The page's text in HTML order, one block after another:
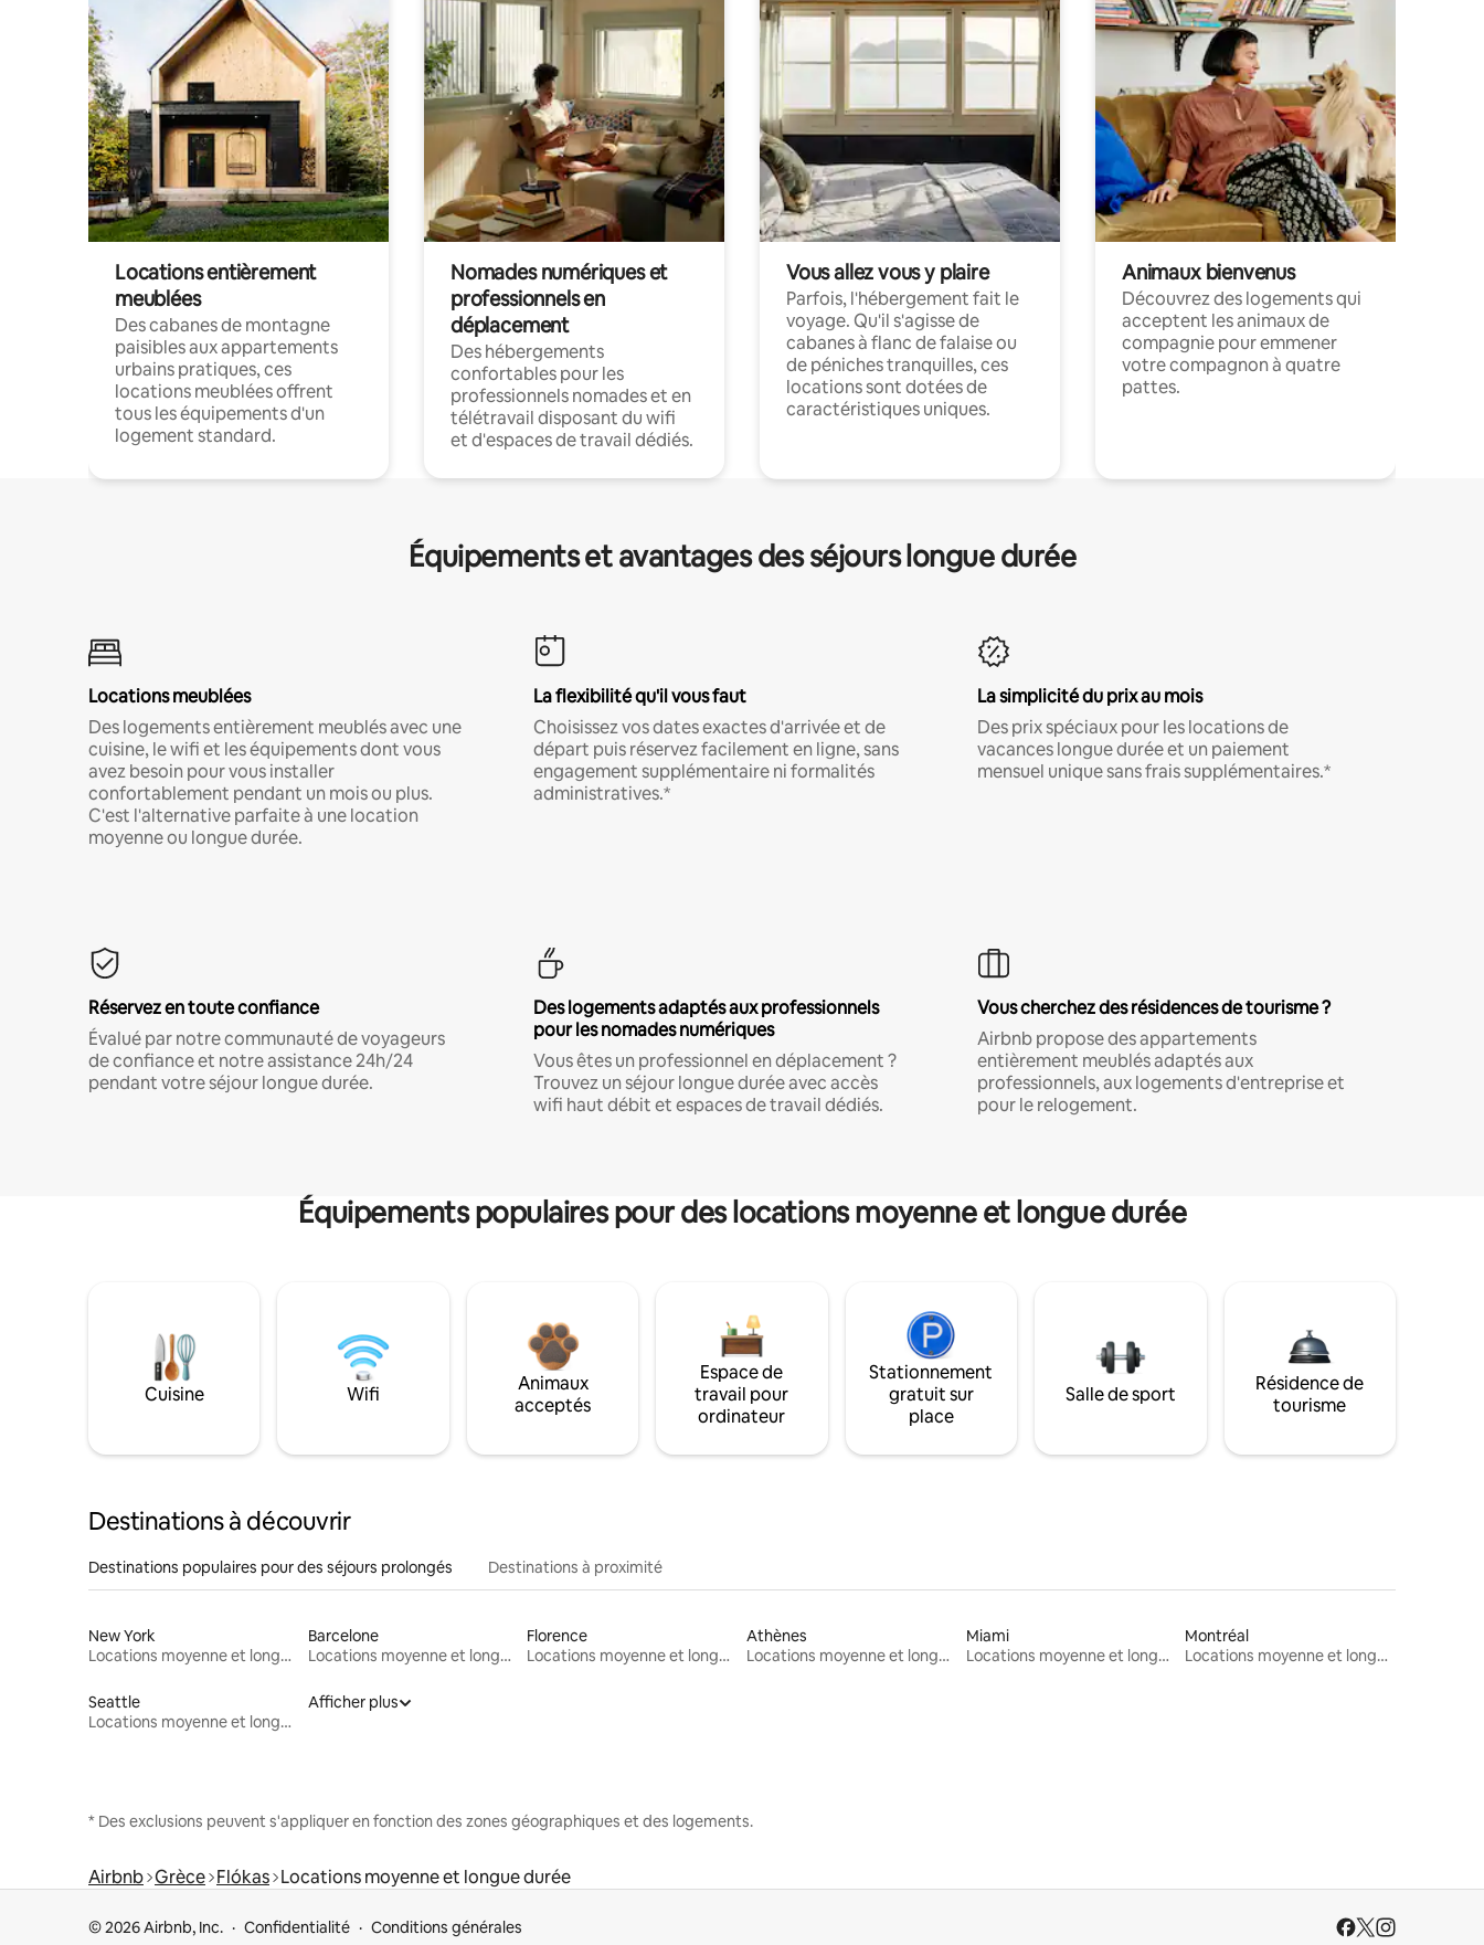
Locations entièrement
meublées
Des cabanes de montagne
paisibles aux appartements
urbains pratiques, ces
locations meublées offrent
tous les équipements d'un
logement standard.
Nomades numériques et
professionnels en
déplacement
Des hébergements
confortables pour les
professionnels nomades et en
télétravail disposant du wifi
et d'espaces de travail dédiés.
Vous allez vous y plaire
Parfois, l'hébergement fait le
voyage. Qu'il s'agisse de
cabanes à flanc de falaise ou
de péniches tranquilles, ces
locations sont dotées de
caractéristiques uniques.
Animaux bienvenus
Découvrez des logements qui
acceptent les animaux de
compagnie pour emmener
votre compagnon à quatre
pattes.
Équipements et avantages des séjours longue durée
Locations meublées
Des logements entièrement meublés avec une
cuisine, le wifi et les équipements dont vous
avez besoin pour vous installer
confortablement pendant un mois ou plus.
C'est l'alternative parfaite à une location
moyenne ou longue durée.
La flexibilité qu'il vous faut
Choisissez vos dates exactes d'arrivée et de
départ puis réservez facilement en ligne, sans
engagement supplémentaire ni formalités
administratives.*
La simplicité du prix au mois
Des prix spéciaux pour les locations de
vacances longue durée et un paiement
mensuel unique sans frais supplémentaires.*
Réservez en toute confiance
Évalué par notre communauté de voyageurs
de confiance et notre assistance 24h/24
pendant votre séjour longue durée.
Des logements adaptés aux professionnels
pour les nomades numériques
Vous êtes un professionnel en déplacement ?
Trouvez un séjour longue durée avec accès
wifi haut débit et espaces de travail dédiés.
Vous cherchez des résidences de tourisme ?
Airbnb propose des appartements
entièrement meublés adaptés aux
professionnels, aux logements d'entreprise et
pour le relogement.
Équipements populaires pour des locations moyenne et longue durée
Cuisine Wifi
Animaux
acceptés
Espace de
travail pour
ordinateur
Stationnement
gratuit sur
place
Salle de sport
Résidence de
tourisme
Destinations à découvrir
Destinations populaires pour des séjours prolongés Destinations à proximité
New York
Locations moyenne et longue durée
Barcelone
Locations moyenne et longue durée
Florence
Locations moyenne et longue durée
Athènes
Locations moyenne et longue durée
Miami
Locations moyenne et longue durée
Montréal
Locations moyenne et longue durée
Seattle
Locations moyenne et longue durée
Afficher plus
* Des exclusions peuvent s'appliquer en fonction des zones géographiques et des logements.
Airbnb Grèce Flókas Locations moyenne et longue durée
© 2026 Airbnb, Inc. Confidentialité Conditions générales